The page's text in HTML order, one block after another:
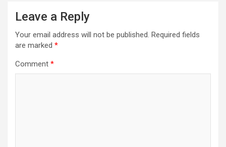
Leave a Reply
Your email address will not be published. Required fields
are marked *
Comment *